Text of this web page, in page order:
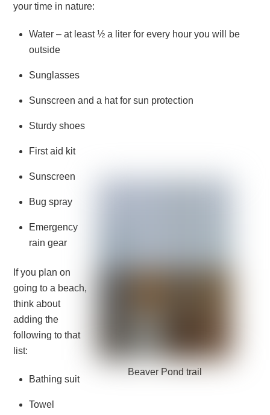
your time in nature:
Water – at least ½ a liter for every hour you will be
outside
Sunglasses
Sunscreen and a hat for sun protection
Sturdy shoes
First aid kit
Beaver Pond trail
Sunscreen
Bug spray
Emergency
rain gear
If you plan on
going to a beach,
think about
adding the
following to that
list:
Bathing suit
Towel